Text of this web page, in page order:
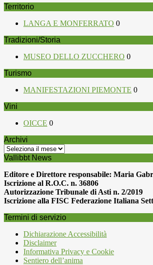
Territorio
LANGA E MONFERRATO 0
Tradizioni/Storia
MUSEO DELLO ZUCCHERO 0
Turismo
MANIFESTAZIONI PIEMONTE 0
Vini
OICCE 0
Archivi
Archivi
Vallibbt News
Editore e Direttore responsabile: Maria
Iscrizione al R.O.C. n. 36806
Autorizzazione Tribunale di Asti n. 2/2019
Iscrizione alla FISC Federazione Italiana
Termini di servizio
Dichiarazione Accessibilità
Disclaimer
Informativa Privacy e Cookie
Sentiero dell’anima